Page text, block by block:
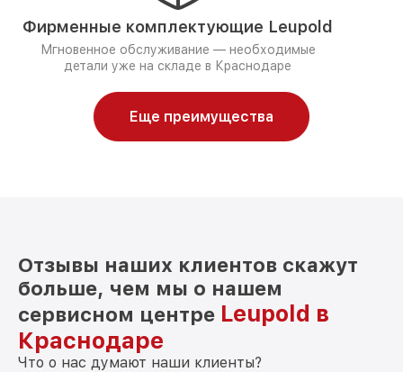
Фирменные комплектующие Leupold
Мгновенное обслуживание — необходимые
детали уже на складе в Краснодаре
Еще преимущества
Отзывы наших клиентов скажут
больше, чем мы о нашем
сервисном центре Leupold в
Краснодаре
Что о нас думают наши клиенты?